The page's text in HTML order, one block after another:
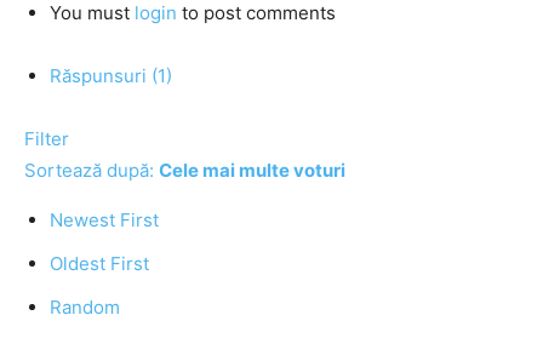
You must login to post comments
Răspunsuri (1)
Filter
Sortează după: Cele mai multe voturi
Newest First
Oldest First
Random